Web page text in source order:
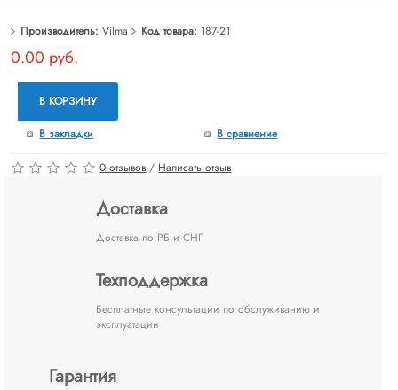
Производитель: Vilma Код товара: 187-21
0.00 руб.
В КОРЗИНУ
В закладки В сравнение
0 отзывов / Написать отзыв
Доставка
Доставка по РБ и СНГ
Техподдержка
Бесплатные консультации по обслуживанию и
эксплуатации
Гарантия